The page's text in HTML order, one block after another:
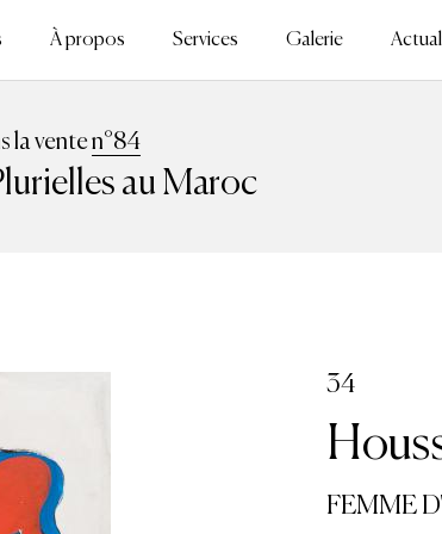
À propos Services Galerie
la venten°84
au Maroc
34
FEMME